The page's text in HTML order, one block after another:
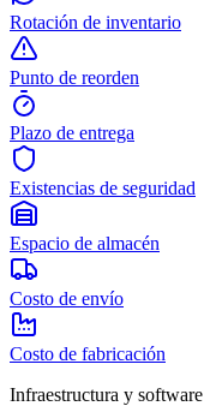
Rotación de inventario
Punto de reorden
Plazo de entrega
Existencias de seguridad
Espacio de almacén
Costo de envío
Costo de fabricación
Infraestructura y software